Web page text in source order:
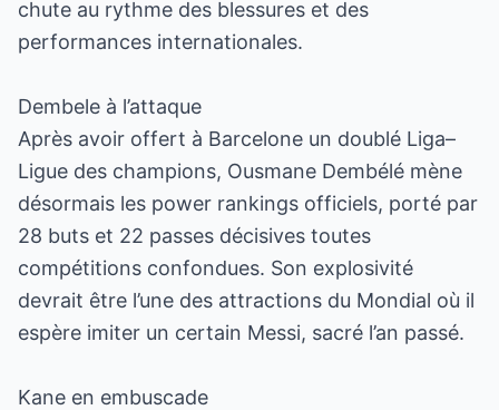
chute au rythme des blessures et des
performances internationales.
Dembele à l’attaque
Après avoir offert à Barcelone un doublé Liga–
Ligue des champions, Ousmane Dembélé mène
désormais les power rankings officiels, porté par
28 buts et 22 passes décisives toutes
compétitions confondues. Son explosivité
devrait être l’une des attractions du Mondial où il
espère imiter un certain Messi, sacré l’an passé.
Kane en embuscade